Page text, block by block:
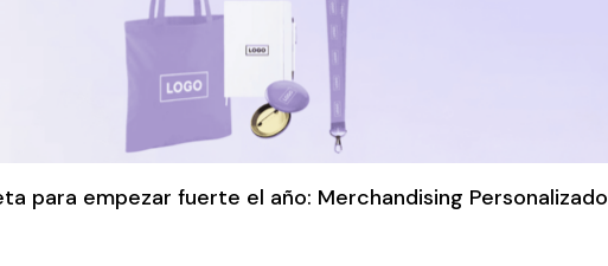
para empezar fuerte el año: Merchandising Personalizado